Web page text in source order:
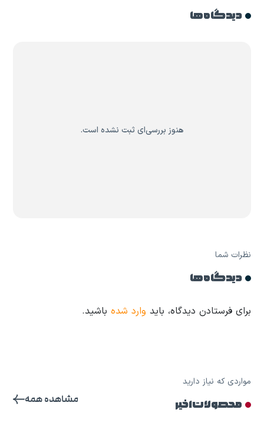
دیدگاه ها
هنوز بررسی‌ای ثبت نشده است.
نظرات شما
دیدگاه ها
برای فرستادن دیدگاه، باید وارد شده باشید.
مواردی که نیاز دارید
محصولات اخیر مشاهده همه